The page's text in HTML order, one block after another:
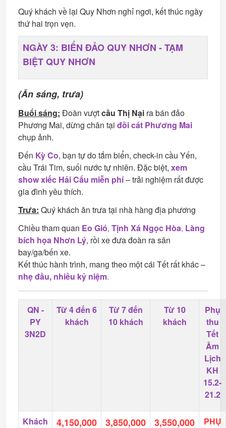
Quý khách về lại Quy Nhơn nghỉ ngơi, kết thúc ngày
thứ hai trọn vẹn.
NGÀY 3: BIỂN ĐẢO QUY NHƠN - TẠM
BIỆT QUY NHƠN
(Ăn sáng, trưa)
Buổi sáng: Đoàn vượtcầu Thị Nại ra bán đảo
Phương Mai, dừng chân tại đồi cát Phương Mai
chụp ảnh.
Đến Kỳ Co, bạn tự do tắm biển, check-in cầu Yến,
cầu Trái Tim, suối nước tự nhiên. Đặc biệt, xem
show xiếc Hải Cẩu miễn phí– trải nghiệm rất được
gia đình yêu thích.
Trưa: Quý khách ăn trưa tại nhà hàng địa phương
Chiều tham quan Eo Gió, Tịnh Xá Ngọc Hòa, Làng
bích họa Nhơn Lý, rồi xe đưa đoàn ra sân
bay/ga/bến xe.
Kết thúc hành trình, mang theo một cái Tết rất khác –
nhẹ đầu, nhiều kỷ niệm.
QN -
PY
3N2D
Từ 4 đến 6
khách
Từ 7 đến
10 khách
Từ 10
khách
Phụ
thu
Tết
Âm
Lịch
KH
15.2-
21.2
Khách
4,150,000 3,850,000 3,550,000
PHỤ